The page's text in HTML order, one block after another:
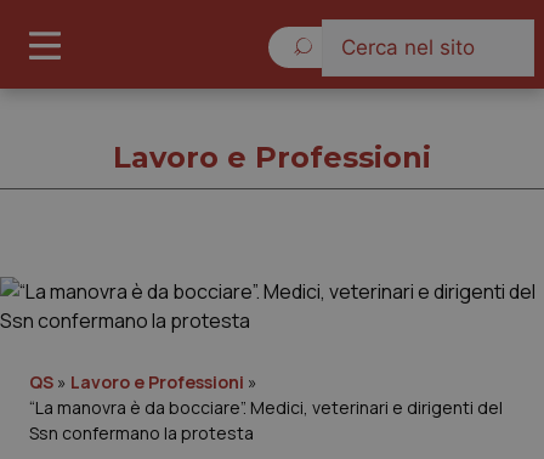
Governo e Parlamento
Lavoro e Professioni
QS » Lavoro e Professioni »
“La manovra è da bocciare”. Medici, veterinari e dirigenti del
Ssn confermano la protesta